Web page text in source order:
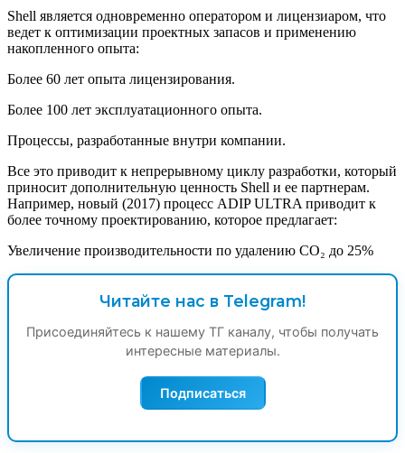
Shell является одновременно оператором и лицензиаром, что
ведет к оптимизации проектных запасов и применению
накопленного опыта:
Более 60 лет опыта лицензирования.
Более 100 лет эксплуатационного опыта.
Процессы, разработанные внутри компании.
Все это приводит к непрерывному циклу разработки, который
приносит дополнительную ценность Shell и ее партнерам.
Например, новый (2017) процесс ADIP ULTRA приводит к
более точному проектированию, которое предлагает:
Увеличение производительности по удалению CO₂ до 25%
Читайте нас в Telegram!
Присоединяйтесь к нашему ТГ каналу, чтобы получать
интересные материалы.
Подписаться